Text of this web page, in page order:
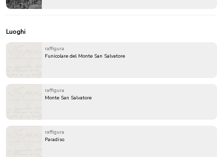
Luoghi
raffigura
Funicolare del Monte San Salvatore
raffigura
Monte San Salvatore
raffigura
Paradiso